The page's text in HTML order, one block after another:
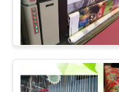
PLAN
DU
SITE